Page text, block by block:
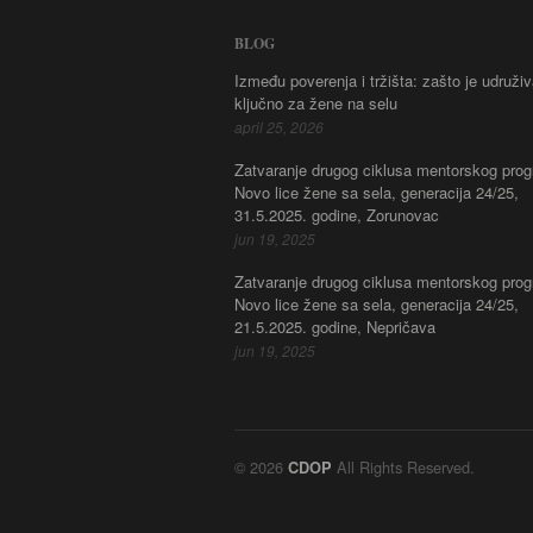
BLOG
Između poverenja i tržišta: zašto je
ključno za žene na selu
april 25, 2026
Zatvaranje drugog ciklusa mentorskog
Novo lice žene sa sela, generacija 24/25,
31.5.2025. godine, Zorunovac
jun 19, 2025
Zatvaranje drugog ciklusa mentorskog
Novo lice žene sa sela, generacija 24/25,
21.5.2025. godine, Nepričava
jun 19, 2025
© 2026 CDOP All Rights Reserved.